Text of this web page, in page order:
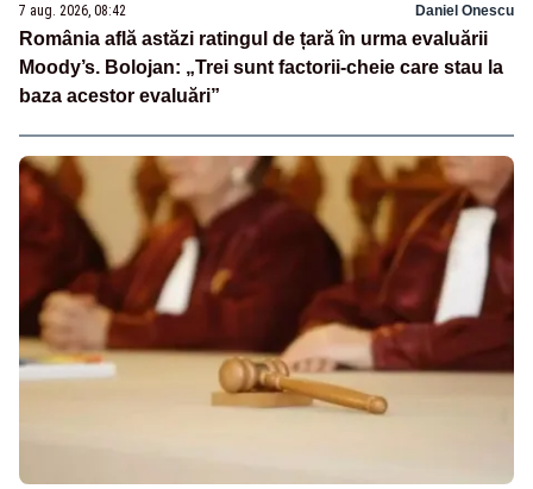
7 aug. 2026, 08:42 Daniel Onescu
România află astăzi ratingul de țară în urma evaluării
Moody’s. Bolojan: „Trei sunt factorii-cheie care stau la
baza acestor evaluări”